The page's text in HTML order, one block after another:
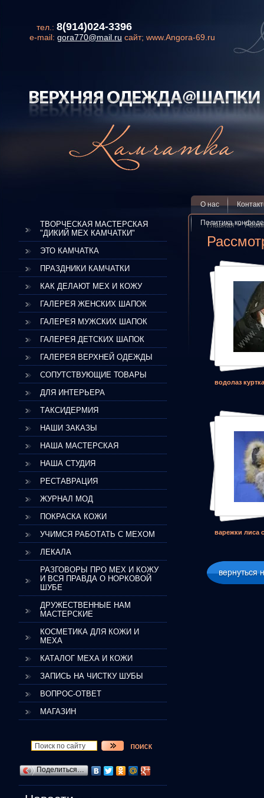
О нас
Политика
тел.: 8(914)024-3396
e-mail: gora770@mail.ru сайт; www.Angora-69.ru
ТВОРЧЕСКАЯ МАСТЕРСКАЯ
"ДИКИЙ МЕХ КАМЧАТКИ"
ЭТО КАМЧАТКА
ПРАЗДНИКИ КАМЧАТКИ
КАК ДЕЛАЮТ МЕХ И КОЖУ
ГАЛЕРЕЯ ЖЕНСКИХ ШАПОК
ГАЛЕРЕЯ МУЖСКИХ ШАПОК
ГАЛЕРЕЯ ДЕТСКИХ ШАПОК
ГАЛЕРЕЯ ВЕРХНЕЙ ОДЕЖДЫ
СОПУТСТВУЮЩИЕ ТОВАРЫ
ДЛЯ ИНТЕРЬЕРА
ТАКСИДЕРМИЯ
НАШИ ЗАКАЗЫ
НАША МАСТЕРСКАЯ
НАША СТУДИЯ
РЕСТАВРАЦИЯ
ЖУРНАЛ МОД
ПОКРАСКА КОЖИ
УЧИМСЯ РАБОТАТЬ С МЕХОМ
ЛЕКАЛА
РАЗГОВОРЫ ПРО МЕХ И КОЖУ
И ВСЯ ПРАВДА О НОРКОВОЙ
ШУБЕ
ДРУЖЕСТВЕННЫЕ НАМ
МАСТЕРСКИЕ
КОСМЕТИКА ДЛЯ КОЖИ И
МЕХА
КАТАЛОГ МЕХА И КОЖИ
ЗАПИСЬ НА ЧИСТКУ ШУБЫ
ВОПРОС-ОТВЕТ
МАГАЗИН
Поделиться…
Главная
водолаз куртка
варежки лиса